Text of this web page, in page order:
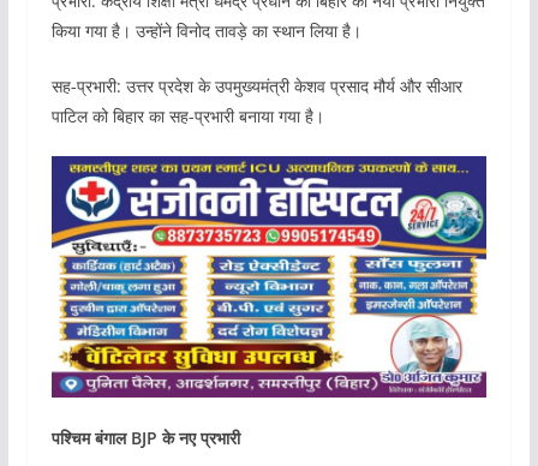
किया गया है। उन्होंने विनोद तावड़े का स्थान लिया है।
सह-प्रभारी: उत्तर प्रदेश के उपमुख्यमंत्री केशव प्रसाद मौर्य और सीआर
पाटिल को बिहार का सह-प्रभारी बनाया गया है।
पश्चिम बंगाल BJP के नए प्रभारी